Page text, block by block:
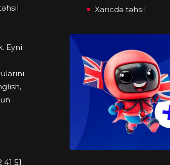
Eyni
41 51
Xaricdə təhsil